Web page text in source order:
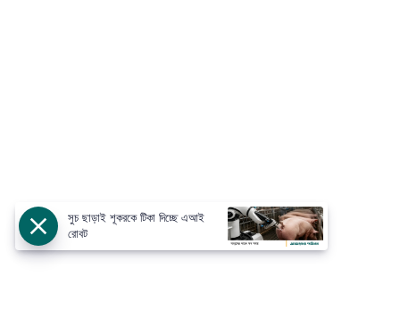
সুচ ছাড়াই শূকরকে টিকা দিচ্ছে এআই
রোবট